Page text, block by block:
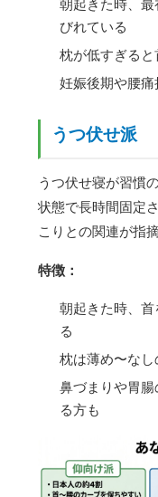
朝起きた時、
びれている
枕が低すぎる
妊娠後期や腰
うつ伏せ派
うつ伏せ寝が習慣
状態で長時間固定
こりとの関連が指
特徴：
朝起きた時、
る
枕は薄め〜な
鼻づまりや胃
る方も